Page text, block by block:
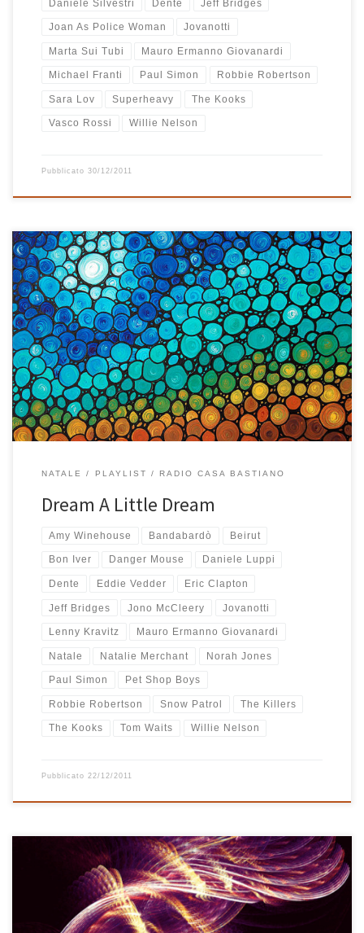
Daniele Silvestri Dente Jeff Bridges
Joan As Police Woman Jovanotti
Marta Sui Tubi Mauro Ermanno Giovanardi
Michael Franti Paul Simon Robbie Robertson
Sara Lov Superheavy The Kooks
Vasco Rossi Willie Nelson
Pubblicato 30/12/2011
Agli amici lontani e ai sostenitori di RCB Babbo Natale la sta
consegnando per posta, ai parenti e agli amici vicini la porterà
sotto l’albero, per tutti voi che amate la buona musica di Radio
Casa Bastiano ecco la mitica e attesissima playlist di Natale!
AUGURI AUGURI AUGURI Tracklist – 21 brani – […]
NATALE PLAYLIST RADIO CASA BASTIANO
Dream A Little Dream
Amy Winehouse Bandabardò Beirut
Bon Iver Danger Mouse Daniele Luppi
Dente Eddie Vedder Eric Clapton
Jeff Bridges Jono McCleery Jovanotti
Lenny Kravitz Mauro Ermanno Giovanardi
Natale Natalie Merchant Norah Jones
Paul Simon Pet Shop Boys
Robbie Robertson Snow Patrol The Killers
The Kooks Tom Waits Willie Nelson
Pubblicato 22/12/2011
Tutti sembrano essere d’accordo sul fatto che So Beautiful or So
What, l’ultimo disco dell’ormai settantenne Paul Simon, sia uno dei